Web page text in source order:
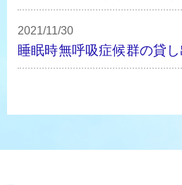
2021/11/30
睡眠時無呼吸症候群の貸